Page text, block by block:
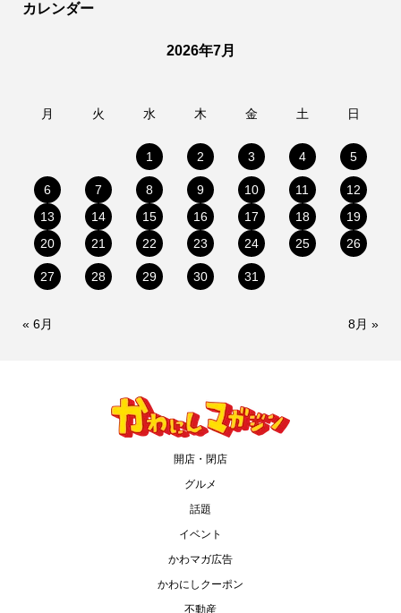
カレンダー
2026年7月
月 火 水 木 金 土 日
1 2 3 4 5
6 7 8 9 10 11
12
13
14 15 16 17 18
19
20
21 22 23 24 25 26
27 28 29 30 31
« 6月 8月 »
開店・閉店
グルメ
話題
イベント
かわマガ広告
かわにしクーポン
不動産